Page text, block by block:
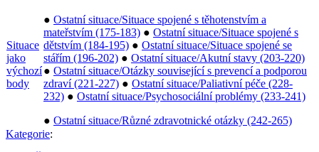
Situace
jako
výchozí
body
● Ostatní situace/Situace spojené s těhotenstvím a
mateřstvím (175-183) ● Ostatní situace/Situace spojené s
dětstvím (184-195) ● Ostatní situace/Situace spojené se
stářím (196-202) ● Ostatní situace/Akutní stavy (203-220)
● Ostatní situace/Otázky související s prevencí a podporou
zdraví (221-227) ● Ostatní situace/Paliativní péče (228-
232) ● Ostatní situace/Psychosociální problémy (233-241)
● Ostatní situace/Různé zdravotnické otázky (242-265)
Kategorie: